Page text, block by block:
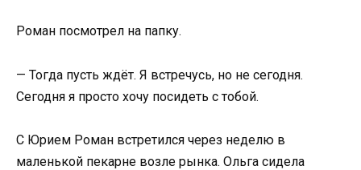
Роман посмотрел на папку.
— Тогда пусть ждёт. Я встречусь, но не сегодня.
Сегодня я просто хочу посидеть с тобой.
С Юрием Роман встретился через неделю в
маленькой пекарне возле рынка. Ольга сидела